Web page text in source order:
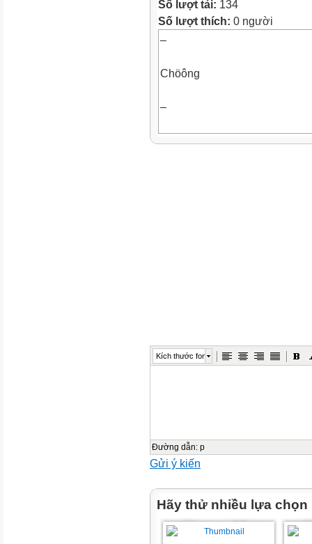
Số lượt tải: 134
Số lượt thích: 0 người
–
Chöông
–
Hằng đẳng thức

Kích thước font
Đường dẫn: p
Gửi ý kiến
Hãy thử nhiều lựa chọn